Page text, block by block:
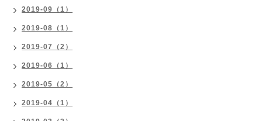
2019-09（1）
2019-08（1）
2019-07（2）
2019-06（1）
2019-05（2）
2019-04（1）